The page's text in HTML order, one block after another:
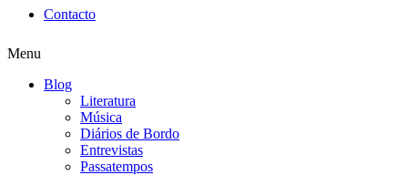
Contacto
Menu
Blog
Literatura
Música
Diários de Bordo
Entrevistas
Passatempos